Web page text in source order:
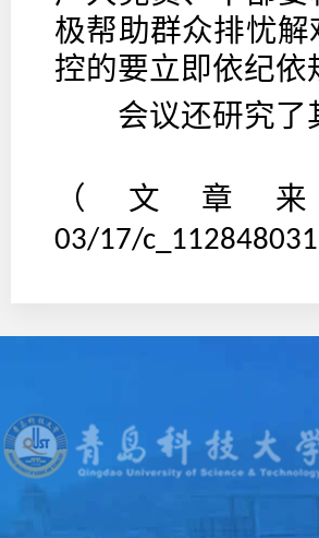
极帮助群众排忧
控的要立即依纪
会议还研究了
（文章
03/17/